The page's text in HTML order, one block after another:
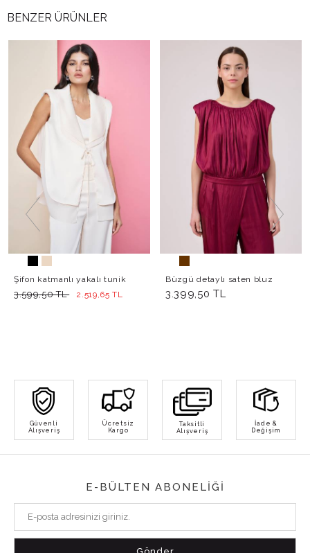
BENZER ÜRÜNLER
Şifon katmanlı yakalı tunik
3.599,50 TL 2.519,65 TL
Büzgü detaylı saten bluz
3.399,50 TL
Güvenli
Alışveriş
Ücretsiz
Kargo
Taksitli
Alışveriş
İade &
Değişim
E-BÜLTEN ABONELİĞİ